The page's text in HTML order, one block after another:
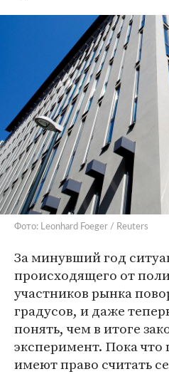
Фото: Leonhard Foeger / Reuters
За минувший год
происходящего от
участников рынка
градусов, и даже
понять, чем в итоге
эксперимент. Пока
имеют право считать